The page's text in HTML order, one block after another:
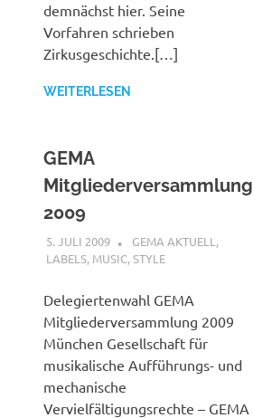
demnächst hier. Seine
Vorfahren schrieben
Zirkusgeschichte.[…]
WEITERLESEN
GEMA
Mitgliederversammlung
2009
5. JULI 2009 STEFANBRAUN
GEMA AKTUELL ,
LABELS, MUSIC,STYLE
Delegiertenwahl GEMA
Mitgliederversammlung 2009
München Gesellschaft für
musikalische Aufführungs- und
mechanische
Vervielfältigungsrechte – GEMA